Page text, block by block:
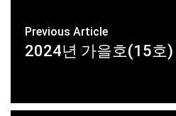
Previous Article
2024년 가을호(15호)